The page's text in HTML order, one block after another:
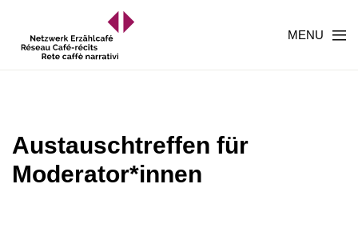
MENU
Austauschtreffen für
Moderator*innen